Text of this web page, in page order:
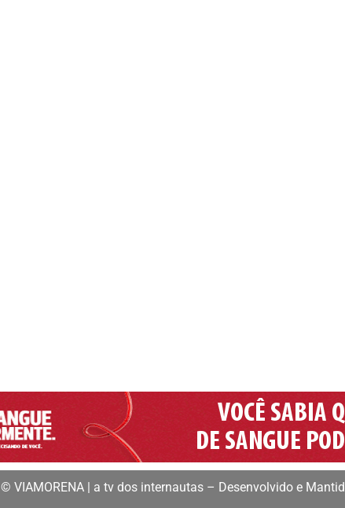
© VIAMORENA | a tv dos internautas – Desenvolvido e